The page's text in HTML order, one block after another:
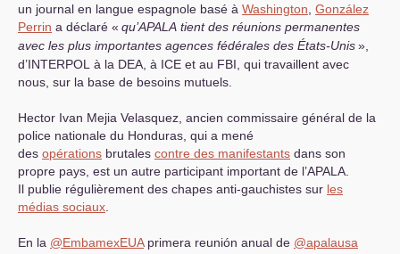
un journal en langue espagnole basé à Washington González
Perrin a déclaré « qu’APALA tient des réunions permanentes
avec les plus importantes agences fédérales des États-Unis»,
d’INTERPOL à la DEA , à ICE et au FBI , qui travaillent avec
nous, sur la base de besoins mutuels.
Hector Ivan Mejia Velasquez, ancien commissaire général de la
police nationale du Honduras, qui a mené
des opérations brutales contre des manifestants dans son
propre pays, est un autre participant important de l’APALA
Il publie régulièrement des chapes anti-gauchistes sur les
médias sociaux
En la @EmbamexEUAprimera reunión anual de @apalausa